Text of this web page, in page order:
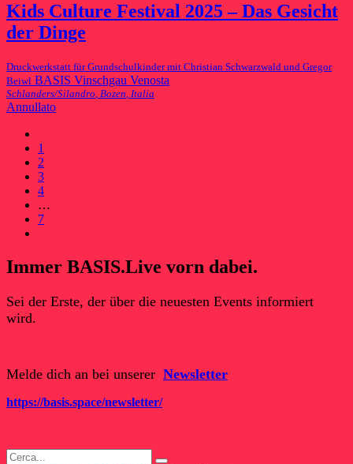
Kids Culture Festival 2025 – Das Gesicht
der Dinge
Druckwerkstatt für Grundschulkinder mit Christian Schwarzwald und Gregor
Beiwl BASIS Vinschgau Venosta
Schlanders/Silandro, Bozen, Italia
Annullato
1
2
3
4
…
7
Immer BASIS.Live vorn dabei.
Sei der Erste, der über die neuesten Events informiert
wird.
Melde dich an bei unserer Newsletter
https://basis.space/newsletter/